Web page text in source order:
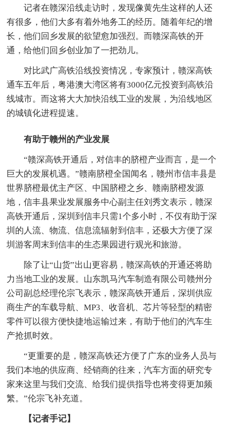
记者在赣深沿线走访时，发现像黄先生这样的人还
有很多，他们大多有着外地务工的经历。随着年纪的增
长，他们回乡发展的欲望愈加强烈。而赣深高铁的开
通，给他们回乡创业加了一把劲儿。
对比武广高铁沿线投资情况，专家预计，赣深高铁
通车五年后，粤港澳大湾区将有3000亿元投资到高铁沿
线城市。而这将大大加快沿线工业的发展，为沿线地区
的城镇化进程提速。
有助于赣州的产业发展
“赣深高铁开通后，对信丰的脐橙产业而言，是一个
巨大的发展机遇。”赣南脐橙全国闻名，赣州市信丰县是
世界脐橙最优主产区、中国脐橙之乡、赣南脐橙发源
地，信丰县果业发展服务中心副主任刘秀文表示，赣深
高铁开通后，深圳到信丰只需1个多小时，不仅有助于深
圳的人流、物流、信息流辐射到信丰，还极大方便了深
圳游客周末到信丰的生态果园进行观光和旅游。
除了让“山货”出山更容易，赣深高铁的开通还将助
力当地工业的发展。山东凯马汽车制造有限公司赣州分
公司副总经理伦宗飞表示，赣深高铁开通后，深圳供应
商生产的车载导航、MP3、收音机、芯片等轻型的精密
零件可以很方便快捷地运输过来，有助于他们的汽车生
产抢抓时效。
“更重要的是，赣深高铁还方便了广东的业务人员与
我们本地的供应商、经销商的往来，汽车方面的研究专
家来这里与我们交流、给我们提供指导也将变得更加频
繁。”伦宗飞补充道。
【记者手记】